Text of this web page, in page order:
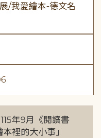
/我愛繪本-德文名
年9月《閱讀書
裡的大小事」